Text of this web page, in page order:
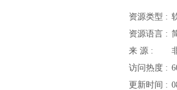
资源类型 :
资源语言 :
来 源 :
访问热度 :
更新时间 :